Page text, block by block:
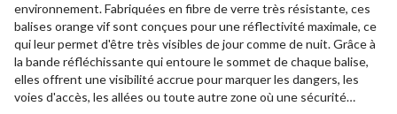
environnement. Fabriquées en fibre de verre très résistante, ces
balises orange vif sont conçues pour une réflectivité maximale, ce
qui leur permet d'être très visibles de jour comme de nuit. Grâce à
la bande réfléchissante qui entoure le sommet de chaque balise,
elles offrent une visibilité accrue pour marquer les dangers, les
voies d'accès, les allées ou toute autre zone où une sécurité